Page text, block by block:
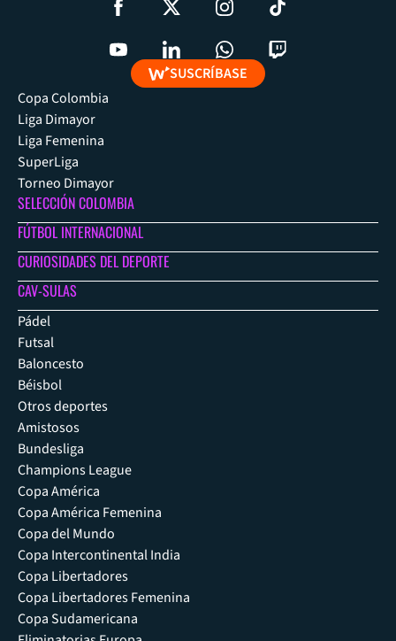
SUSCRÍBASE
Copa Colombia
Liga Dimayor
Liga Femenina
SuperLiga
Torneo Dimayor
SELECCIÓN COLOMBIA
FÚTBOL INTERNACIONAL
CURIOSIDADES DEL DEPORTE
CAV-SULAS
Pádel
Futsal
Baloncesto
Béisbol
Otros deportes
Amistosos
Bundesliga
Champions League
Copa América
Copa América Femenina
Copa del Mundo
Copa Intercontinental India
Copa Libertadores
Copa Libertadores Femenina
Copa Sudamericana